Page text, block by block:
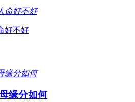
好不好
缘分如何